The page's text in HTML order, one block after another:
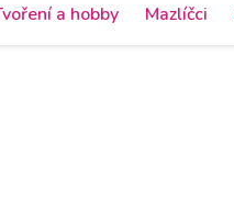
a hobby Mazlíčci